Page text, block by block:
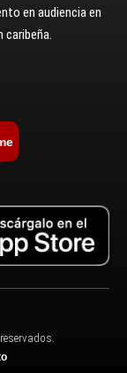
en audiencia en
caribeña.